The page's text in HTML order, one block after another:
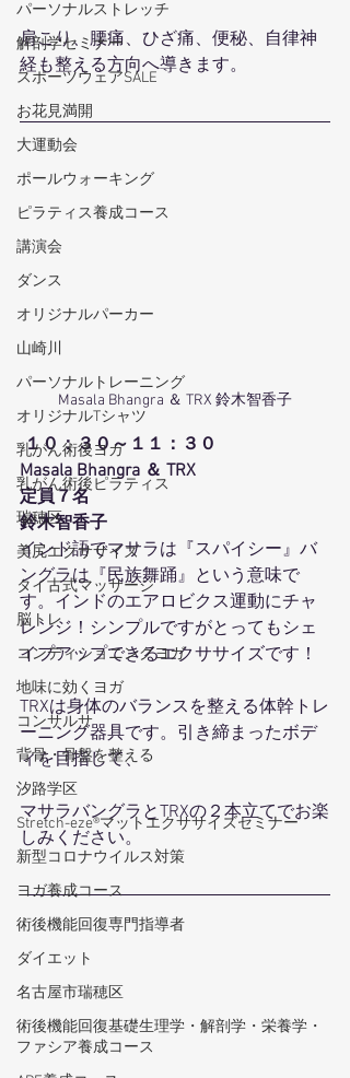
パーソナルストレッチ
解剖学セミナー
スポーツウェアSALE
お花見満開
大運動会
ポールウォーキング
ピラティス養成コース
講演会
ダンス
オリジナルパーカー
山崎川
パーソナルトレーニング
オリジナルTシャツ
乳がん術後ヨガ
乳がん術後ピラティス
瑞穂区
美尻エクササイズ
タイ古式マッサージ
脳トレ
コンディショニングヨガ
地味に効くヨガ
コンサルサ
背骨・骨盤を整える
汐路学区
Stretch-eze®マットエクササイズセミナー
新型コロナウイルス対策
ヨガ養成コース
術後機能回復専門指導者
ダイエット
名古屋市瑞穂区
術後機能回復基礎生理学・解剖学・栄養学・
ファシア養成コース
肩こり、腰痛、ひざ痛、便秘、自律神
経も整える方向へ導きます。
Masala Bhangra ＆ TRX 鈴木智香子
１０：３０～１１：３０
Masala Bhangra ＆ TRX
定員７名
鈴木智香子
インド語でマサラは『スパイシー』バ
ングラは『民族舞踊』という意味で
す。インドのエアロビクス運動にチャ
レンジ！シンプルですがとってもシェ
イプアップできるエクササイズです！
TRXは身体のバランスを整える体幹トレ
ーニング器具です。引き締まったボデ
ィを目指して、
マサラバングラとTRXの２本立てでお楽
しみください。